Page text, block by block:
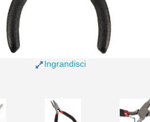
Ingrandisci